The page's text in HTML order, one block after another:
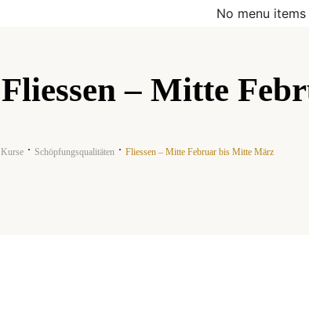
No menu
Fliessen – Mitte
Kurse Schöpfungsqualitäten Fliessen – Mitte Februar bis Mitte März